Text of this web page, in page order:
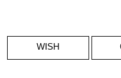
WISH